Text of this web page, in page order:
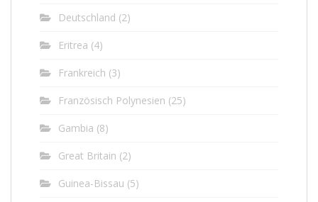
Deutschland (2)
Eritrea (4)
Frankreich (3)
Französisch Polynesien (25)
Gambia (8)
Great Britain (2)
Guinea-Bissau (5)